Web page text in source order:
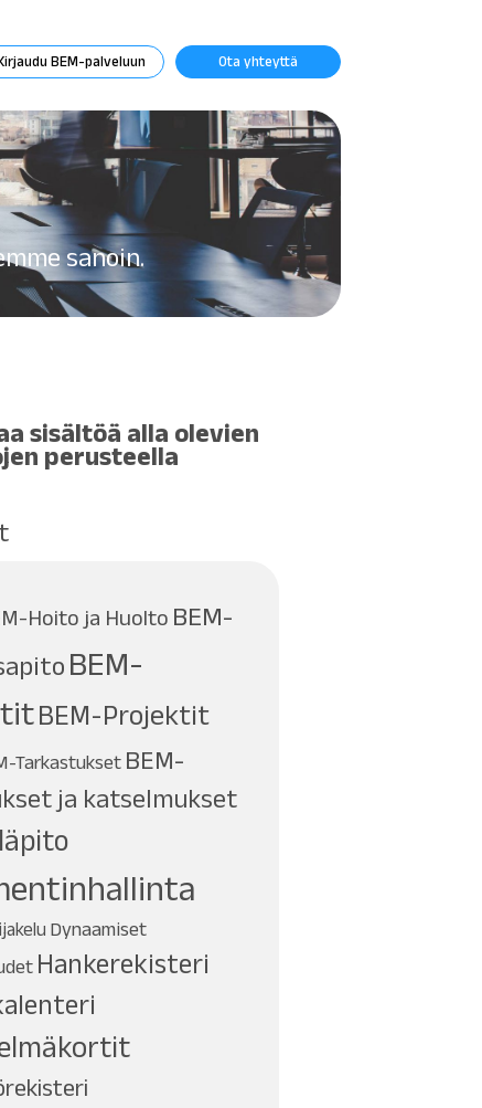
BEM-palveluun Ota yhteyttä
sanoin.
sisältöä alla olevien
perusteella
Hoito ja Huolto BEM-
BEM-
BEM-Projektit
Tarkastukset BEM-
ja katselmukset
Dynaamiset
Hankerekisteri